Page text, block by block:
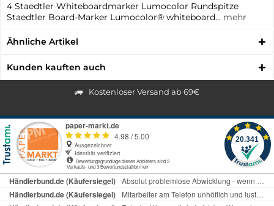
4 Staedtler Whiteboardmarker Lumocolor Rundspitze
Staedtler Board-Marker Lumocolor® whiteboard... mehr
Ähnliche Artikel
Kunden kauften auch
Kostenloser Versand ab 69€